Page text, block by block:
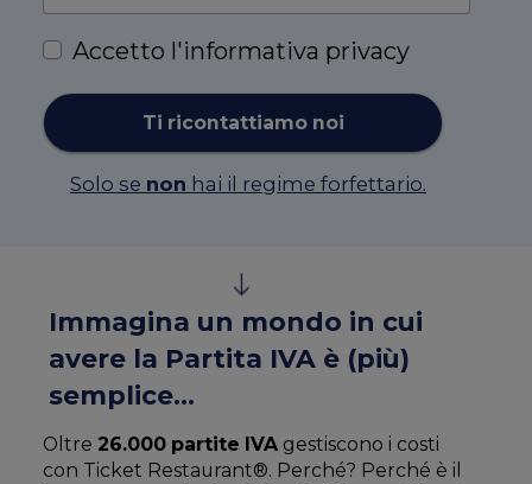
Accetto l'informativa privacy
Ti ricontattiamo noi
Solo se non hai il regime forfettario.
Immagina un mondo in cui
avere la Partita IVA è (più)
semplice...
Oltre 26.000 partite IVA gestiscono i costi
con Ticket Restaurant®. Perché? Perché è il